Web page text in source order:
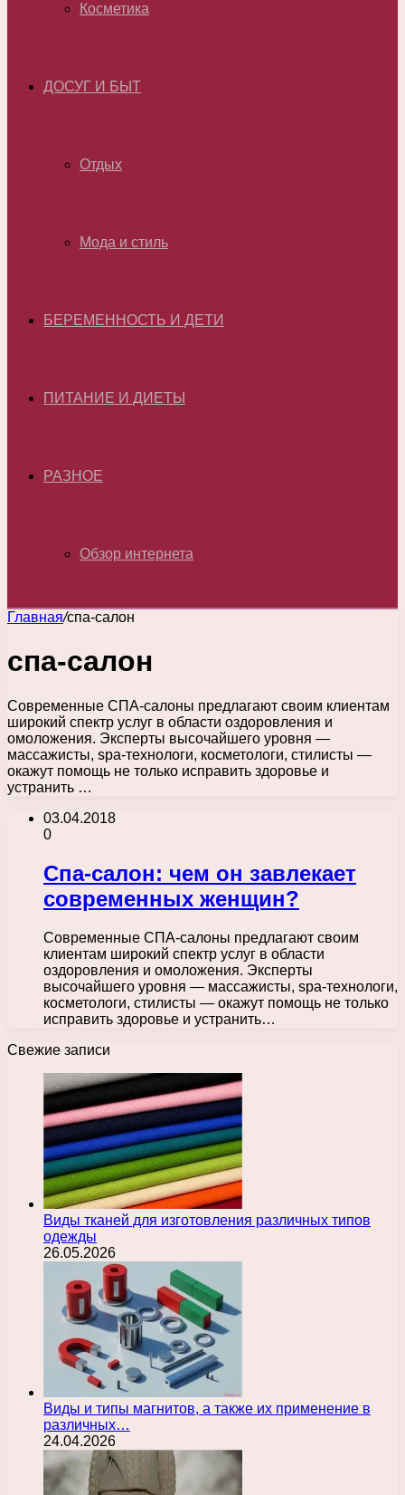
Косметика
ДОСУГ И БЫТ
Отдых
Мода и стиль
БЕРЕМЕННОСТЬ И ДЕТИ
ПИТАНИЕ И ДИЕТЫ
РАЗНОЕ
Обзор интернета
Главная/спа-салон
спа-салон
Современные СПА-салоны предлагают своим клиентам
широкий спектр услуг в области оздоровления и
омоложения. Эксперты высочайшего уровня —
массажисты, spa-технологи, косметологи, стилисты —
окажут помощь не только исправить здоровье и
устранить …
03.04.2018
0
Спа-салон: чем он завлекает
современных женщин?
Современные СПА-салоны предлагают своим
клиентам широкий спектр услуг в области
оздоровления и омоложения. Эксперты
высочайшего уровня — массажисты, spa-технологи,
косметологи, стилисты — окажут помощь не только
исправить здоровье и устранить…
Свежие записи
Виды тканей для изготовления различных типов
одежды
26.05.2026
Виды и типы магнитов, а также их применение в
различных…
24.04.2026